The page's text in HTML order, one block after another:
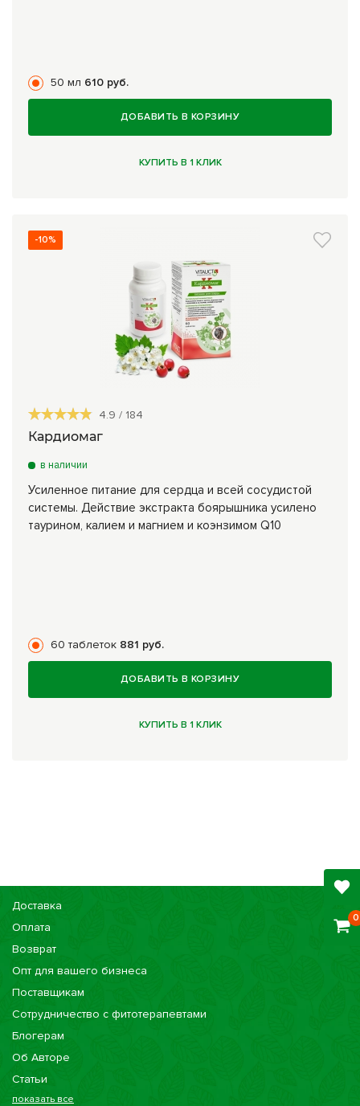
50 мл 610 руб.
ДОБАВИТЬ В КОРЗИНУ
КУПИТЬ В 1 КЛИК
-10%
4.9 / 184
Кардиомаг
в наличии
Усиленное питание для сердца и всей сосудистой
системы. Действие экстракта боярышника усилено
таурином, калием и магнием и коэнзимом Q10
60 таблеток 881 руб.
ДОБАВИТЬ В КОРЗИНУ
КУПИТЬ В 1 КЛИК
0
Доставка
Оплата
Возврат
Опт для вашего бизнеса
Поставщикам
Сотрудничество с фитотерапевтами
Блогерам
Об Авторе
Статьи
Консультации
показать все